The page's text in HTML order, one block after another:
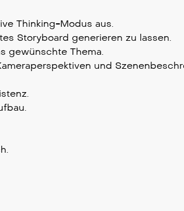
Thinking-Modus aus.
Storyboard generieren zu lassen.
gewünschte Thema.
und